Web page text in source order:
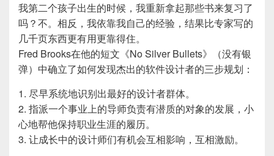
我第二个孩子出生的时候，我重新拿起那些书来复习了
吗？不。相反，我依靠我自己的经验，结果比专家写的
几千页东西更有用更靠得住。
Fred Brooks在他的短文《No Silver Bullets》（没有银
弹）中确立了如何发现杰出的软件设计者的三步规划：
1. 尽早系统地识别出最好的设计者群体。
2. 指派一个事业上的导师负责有潜质的对象的发展，小
心地帮他保持职业生涯的履历。
3. 让成长中的设计师们有机会互相影响，互相激励。